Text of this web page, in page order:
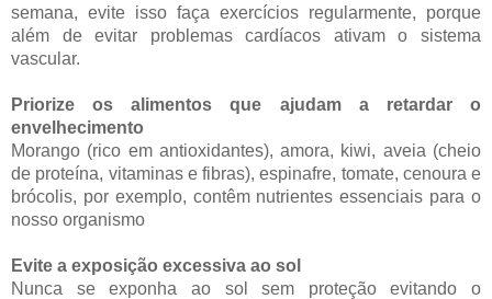
semana, evite isso faça exercícios regularmente, porque
além de evitar problemas cardíacos ativam o sistema
vascular.
Priorize os alimentos que ajudam a retardar o
envelhecimento
Morango (rico em antioxidantes), amora, kiwi, aveia (cheio
de proteína, vitaminas e fibras), espinafre, tomate, cenoura e
brócolis, por exemplo, contêm nutrientes essenciais para o
nosso organismo
Evite a exposição excessiva ao sol
Nunca se exponha ao sol sem proteção evitando o